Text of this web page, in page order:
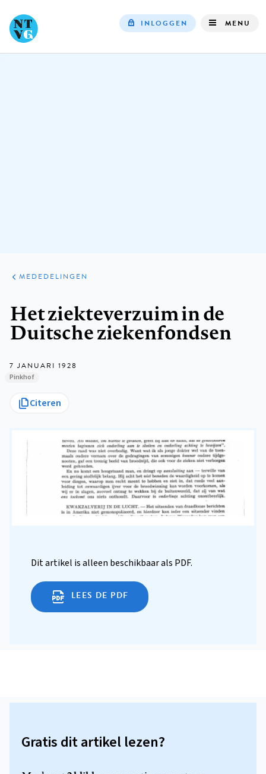
INLOGGEN MENU
ARTIKELEN
VARIA
MEDEDELINGEN
Het ziekteverzuim in de
Duitsche ziekenfondsen
7 JANUARI 1928
Pinkhof
Citeren
Dit artikel is alleen beschikbaar als PDF.
LEES DE PDF
Gratis dit artikel lezen?